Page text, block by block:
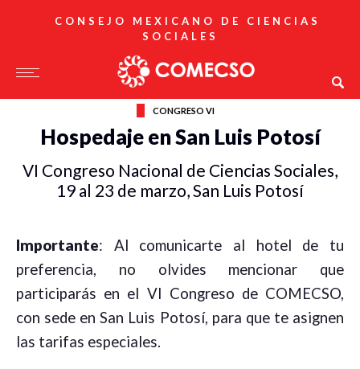
CONSEJO MEXICANO DE CIENCIAS
SOCIALES
CONGRESO VI
Hospedaje en San Luis Potosí
VI Congreso Nacional de Ciencias Sociales,
19 al 23 de marzo, San Luis Potosí
Importante: Al comunicarte al hotel de tu
preferencia, no olvides mencionar que
participarás en el VI Congreso de COMECSO,
con sede en San Luis Potosí, para que te asignen
las tarifas especiales.